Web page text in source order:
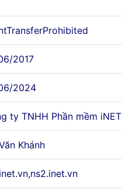
2017
2024
ty TNHH Phần mềm iNET
Khánh